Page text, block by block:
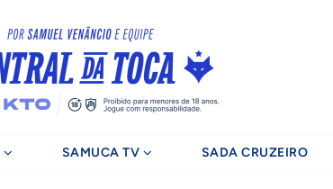
SAMUCA TV SADA CRUZEIRO